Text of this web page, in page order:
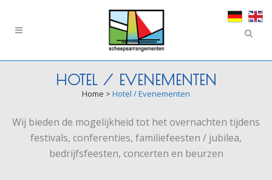
HOTEL / EVENEMENTEN
Home > Hotel / Evenementen
Wij bieden de mogelijkheid tot het overnachten tijdens
festivals, conferenties, familiefeesten / jubilea,
bedrijfsfeesten, concerten en beurzen